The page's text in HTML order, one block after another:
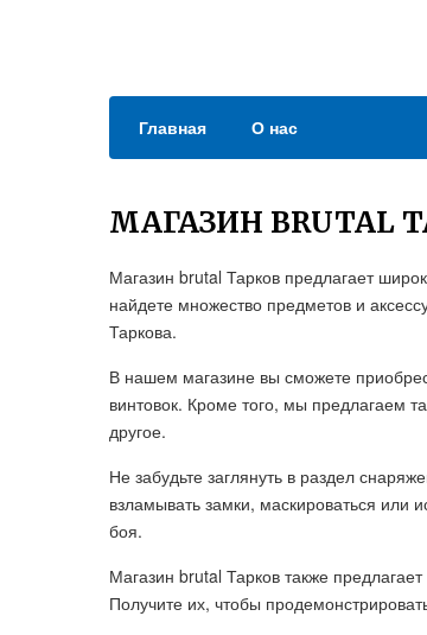
Главная О нас
МАГАЗИН BRUTAL
Магазин brutal Тарков предлагает
найдете множество предметов и
Таркова.
В нашем магазине вы сможете
винтовок. Кроме того, мы предлагаем
другое.
Не забудьте заглянуть в раздел
взламывать замки, маскироваться или
боя.
Магазин brutal Тарков также
Получите их, чтобы